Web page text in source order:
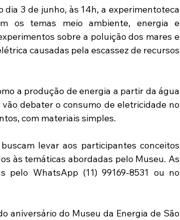
3 de junho, às 14h, a experimentoteca
os temas meio ambiente, energia e
sobre a poluição dos mares e
causadas pela escassez de recursos
a produção de energia a partir da água
debater o consumo de eletricidade no
com materiais simples.
levar aos participantes conceitos
às temáticas abordadas pelo Museu. As
aniversário do Museu da Energia de São